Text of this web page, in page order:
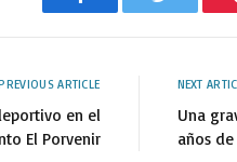
Facebook Twitter
ARTICLE
en el
El Porvenir
NEXT
Una
años